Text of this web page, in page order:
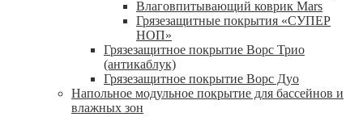
Влаговпитывающий коврик Mars
Грязезащитные покрытия «СУПЕР
НОП»
Грязезащитное покрытие Ворс Трио
(антикаблук)
Грязезащитное покрытие Ворс Дуо
Напольное модульное покрытие для бассейнов и
влажных зон